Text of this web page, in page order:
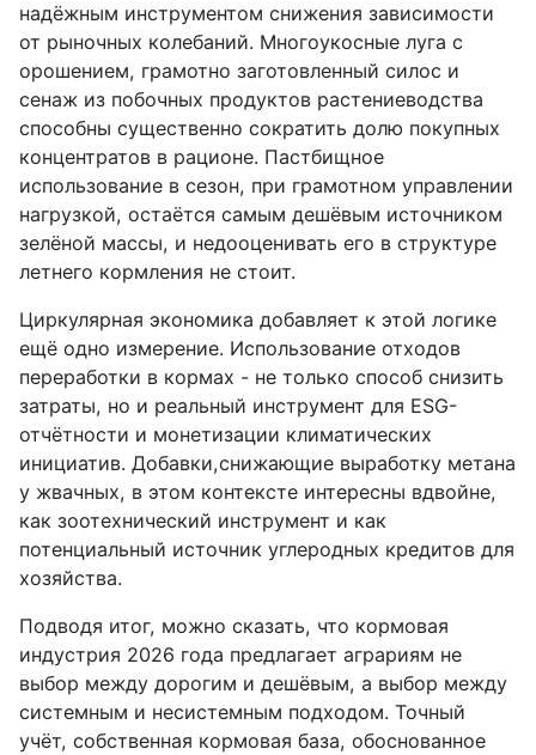
надёжным инструментом снижения зависимости
от рыночных колебаний. Многоукосные луга с
орошением, грамотно заготовленный силос и
сенаж из побочных продуктов растениеводства
способны существенно сократить долю покупных
концентратов в рационе. Пастбищное
использование в сезон, при грамотном управлении
нагрузкой, остаётся самым дешёвым источником
зелёной массы, и недооценивать его в структуре
летнего кормления не стоит.
Циркулярная экономика добавляет к этой логике
ещё одно измерение. Использование отходов
переработки в кормах - не только способ снизить
затраты, но и реальный инструмент для ESG-
отчётности и монетизации климатических
инициатив. Добавки,снижающие выработку метана
у жвачных, в этом контексте интересны вдвойне,
как зоотехнический инструмент и как
потенциальный источник углеродных кредитов для
хозяйства.
Подводя итог, можно сказать, что кормовая
индустрия 2026 года предлагает аграриям не
выбор между дорогим и дешёвым, а выбор между
системным и несистемным подходом. Точный
учёт, собственная кормовая база, обоснованное